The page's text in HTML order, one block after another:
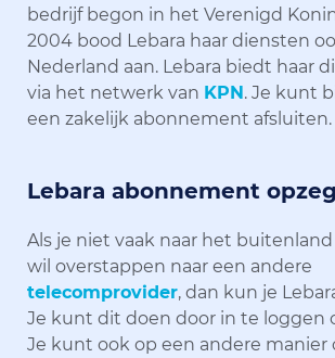
bedrijf begon in het Verenigd
2004 bood Lebara haar diensten
Nederland aan. Lebara biedt haar
via het netwerk van KPN. Je kunt
een zakelijk abonnement afsluiten.
Lebara abonnement
Als je niet vaak naar het
wil overstappen naar een andere
telecomprovider, dan kun je
Je kunt dit doen door in te loggen
Je kunt ook op een andere manier